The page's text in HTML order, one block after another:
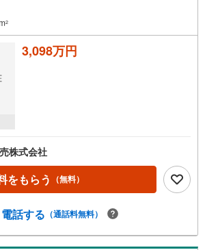
2
3,098万円
株式会社
をもらう （無料）
電話する （通話料無料）